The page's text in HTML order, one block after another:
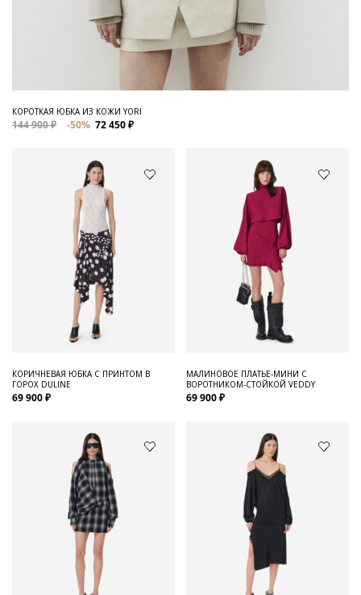
КОРОТКАЯ ЮБКА ИЗ КОЖИ YORI
144 900 ₽ -50% 72 450 ₽
КОРИЧНЕВАЯ ЮБКА С ПРИНТОМ В
ГОРОХ DULINE
69 900 ₽
МАЛИНОВОЕ ПЛАТЬЕ-МИНИ С
ВОРОТНИКОМ-СТОЙКОЙ VEDDY
69 900 ₽